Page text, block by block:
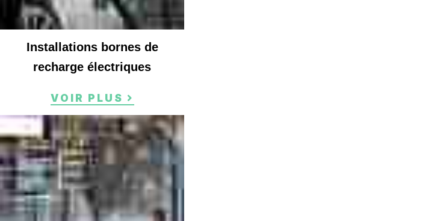
Installations bornes de
recharge électriques
VOIR PLUS